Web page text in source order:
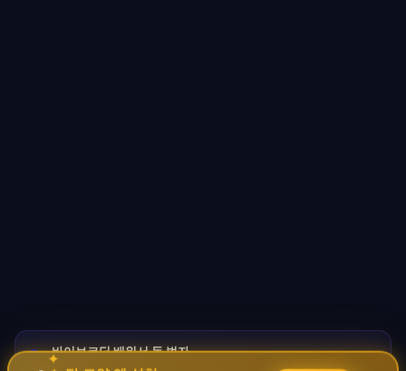
🚀바이브코딩 배워서 돈 벌자
코딩 몰라도 AI로 자동화 수익 시스템 구축 · 무료
✦ ✧